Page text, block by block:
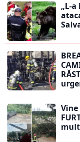
„L-
Vine